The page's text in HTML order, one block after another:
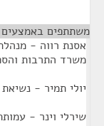
משתתפים באמצעים
אסנת רווה -
משרד התרבות
יולי תמיר -
שירלי וינר -